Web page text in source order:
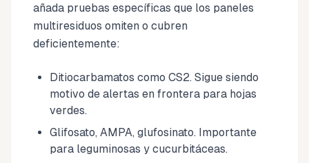
añada pruebas específicas que los paneles
multiresiduos omiten o cubren
deficientemente:
Ditiocarbamatos como CS2. Sigue siendo
motivo de alertas en frontera para hojas
verdes.
Glifosato, AMPA, glufosinato. Importante
para leguminosas y cucurbitáceas.